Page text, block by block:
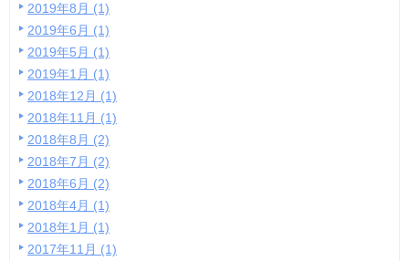
2019年8月 (1)
2019年6月 (1)
2019年5月 (1)
2019年1月 (1)
2018年12月 (1)
2018年11月 (1)
2018年8月 (2)
2018年7月 (2)
2018年6月 (2)
2018年4月 (1)
2018年1月 (1)
2017年11月 (1)